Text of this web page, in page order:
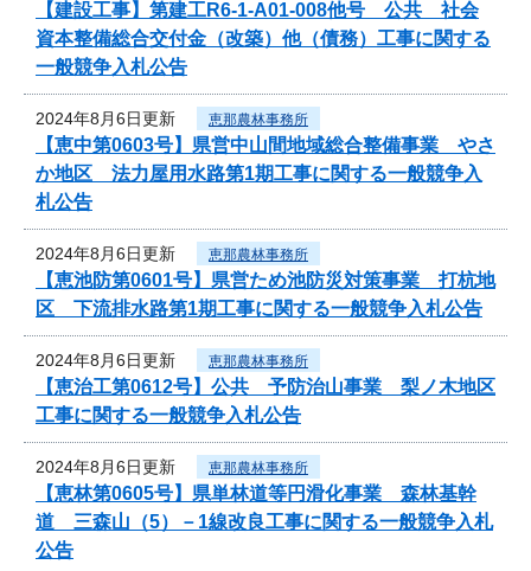
【建設工事】第建工R6-1-A01-008他号 公共 社会
資本整備総合交付金（改築）他（債務）工事に関する
一般競争入札公告
2024年8月6日更新 恵那農林事務所
【恵中第0603号】県営中山間地域総合整備事業 やさ
か地区 法力屋用水路第1期工事に関する一般競争入
札公告
2024年8月6日更新 恵那農林事務所
【恵池防第0601号】県営ため池防災対策事業 打杭地
区 下流排水路第1期工事に関する一般競争入札公告
2024年8月6日更新 恵那農林事務所
【恵治工第0612号】公共 予防治山事業 梨ノ木地区
工事に関する一般競争入札公告
2024年8月6日更新 恵那農林事務所
【恵林第0605号】県単林道等円滑化事業 森林基幹
道 三森山（5）－1線改良工事に関する一般競争入札
公告